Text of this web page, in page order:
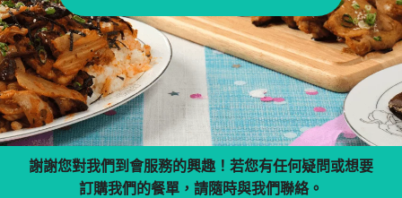
謝謝您對我們到會服務的興趣！若您有任何疑問或想要
訂購我們的餐單，請隨時與我們聯絡。